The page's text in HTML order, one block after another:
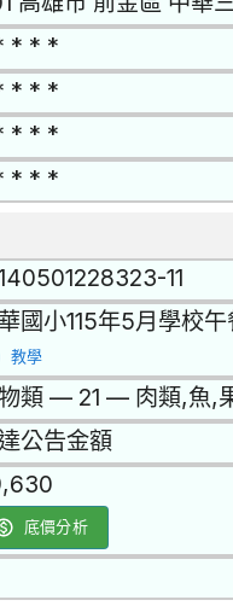
* * *
* * *
* * *
* * *
11
國小115年5月學校
教學
類 — 21 — 肉類,魚,
公告金額
底價分析